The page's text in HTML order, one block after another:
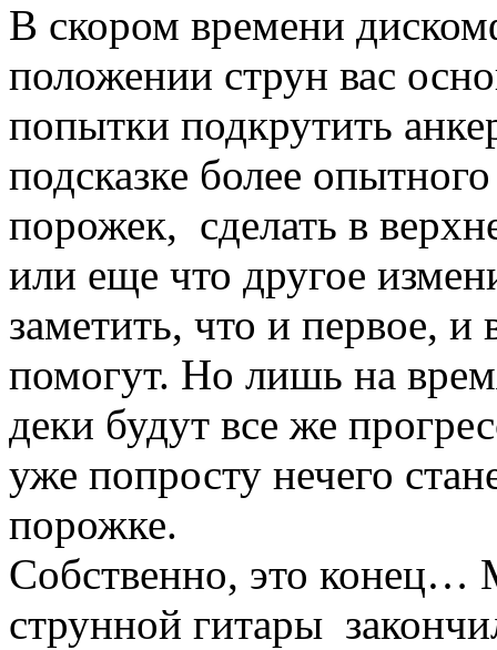
В скором времени
положении струн вас
попытки подкрутить
подсказке более
порожек, сделать в
или еще что другое
заметить, что и первое, и
помогут. Но лишь на
деки будут все же
уже попросту нечего
порожке.
Собственно, это конец…
струнной гитары